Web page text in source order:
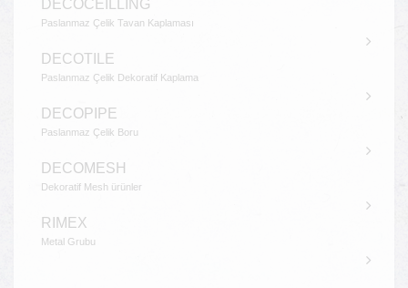
DECOCEILLING
Paslanmaz Çelik Tavan Kaplaması
DECOTILE
Paslanmaz Çelik Dekoratif Kaplama
DECOPIPE
Paslanmaz Çelik Boru
DECOMESH
Dekoratif Mesh ürünler
RIMEX
Metal Grubu